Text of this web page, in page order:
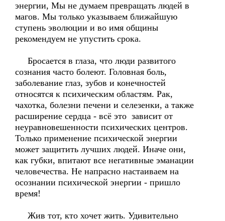
энергии, Мы не думаем превращать людей в
магов. Мы только указываем ближайшую
ступень эволюции и во имя общины
рекомендуем не упустить срока.
Бросается в глаза, что люди развитого
сознания часто болеют. Головная боль,
заболевание глаз, зубов и конечностей
относятся к психическим областям. Рак,
чахотка, болезни печени и селезенки, а также
расширение сердца - всё это зависит от
неуравновешенности психических центров.
Только применение психической энергии
может защитить лучших людей. Иначе они,
как губки, впитают все негативные эманации
человечества. Не напрасно настаиваем на
осознании психической энергии - пришло
время!
Жив тот, кто хочет жить. Удивительно